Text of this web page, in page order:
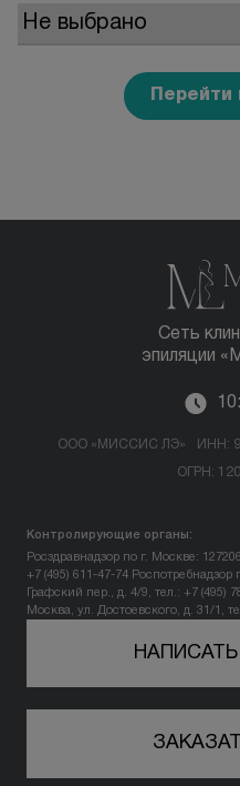
Контакты
+7 (800) 301 17
Москва , Тверская
ул. Петровка, 26, стр. 3
БЕСПЛАТНАЯ
Перейти
Сеть
эпиляции
ООО «МИССИС ЛЭ» ИНН:
ОГРН:
Контролирующие органы:
Росздравнадзор по г. Москве:
+7 (495) 611-47-74 Роспотребнадзор
Графский пер., д. 4/9, тел.: +7 (495)
Москва, ул. Достоевского, д. 31/1,